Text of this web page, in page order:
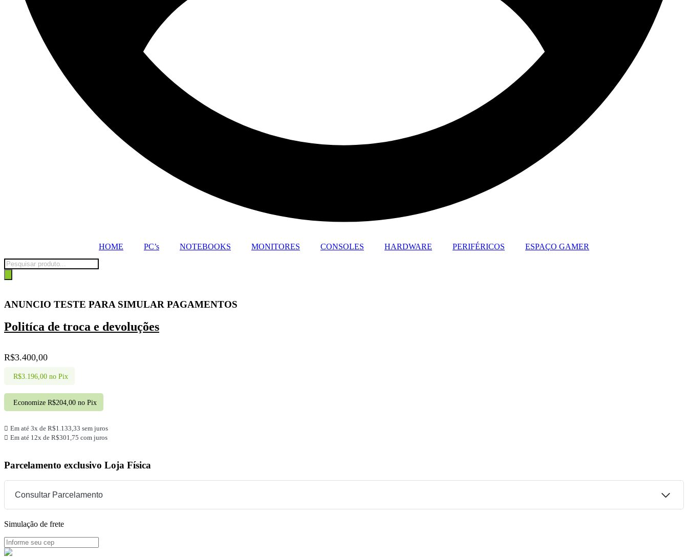
HOME PC’s NOTEBOOKS MONITORES CONSOLES HARDWARE PERIFÉRICOS
ESPAÇO GAMER
Pesquisar
produtos
ANUNCIO TESTE PARA SIMULAR PAGAMENTOS
Politíca de troca e devoluções
R$3.400,00
Em até 3x de R$1.133,33 sem juros
Em até 12x de R$301,75 com juros
R$3.196,00 no Pix
Economize R$204,00no Pix
Parcelamento exclusivo Loja Física
Consultar Parcelamento
Dinheiro ou PIX
Simulação de frete